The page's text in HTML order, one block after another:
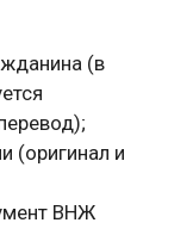
(в
(оригинал и
ВНЖ